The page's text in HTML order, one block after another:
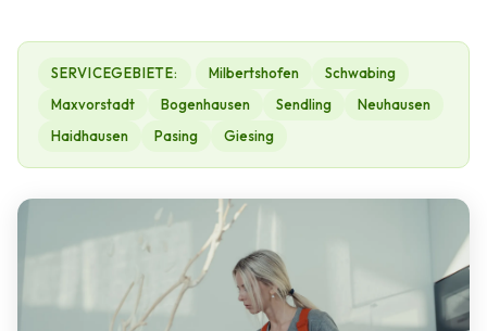
SERVICEGEBIETE: Milbertshofen
Schwabing
Maxvorstadt
Bogenhausen Sendling
Neuhausen
Haidhausen
Pasing Giesing